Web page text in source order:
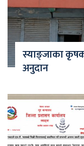
स्याङ्जाका
अनुदान